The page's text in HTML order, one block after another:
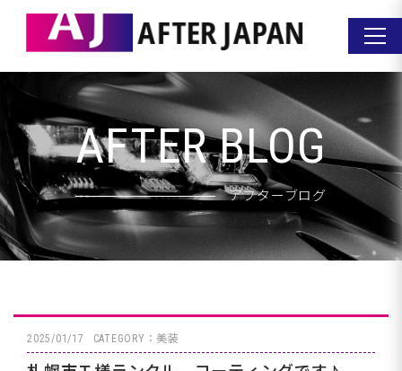
AFTER BLOG
アフターブログ
2025/01/17 CATEGORY：美装